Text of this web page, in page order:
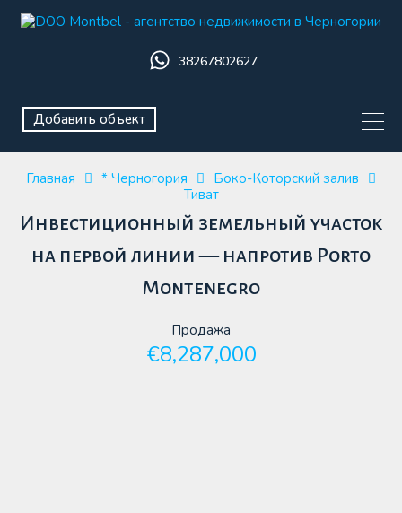
38267802627
Добавить объект
Главная * Черногория
Боко-Которский залив
Тиват
Инвестиционный земельный участок
на первой линии — напротив Porto
Montenegro
Продажа
€8,287,000